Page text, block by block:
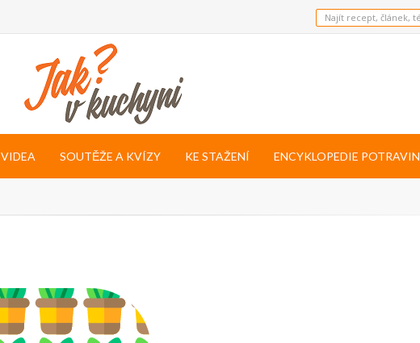
VIDEA SOUTĚŽE A KVÍZY KE STAŽENÍ ENCYKLOPEDIE POTRAVIN